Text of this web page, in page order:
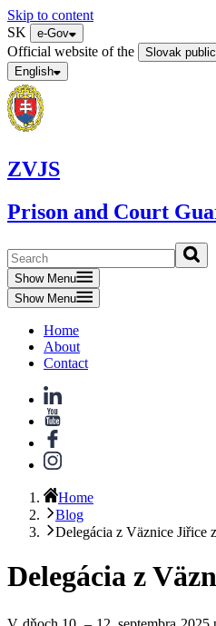
Skip to content
SK
e-Gov
Official website of the
Slovak
English
ZVJS
Prison and Court
Show Menu
Show Menu
Home
About
Contact
Home
Blog
Delegácia z Väznice Jiřice
Delegácia z